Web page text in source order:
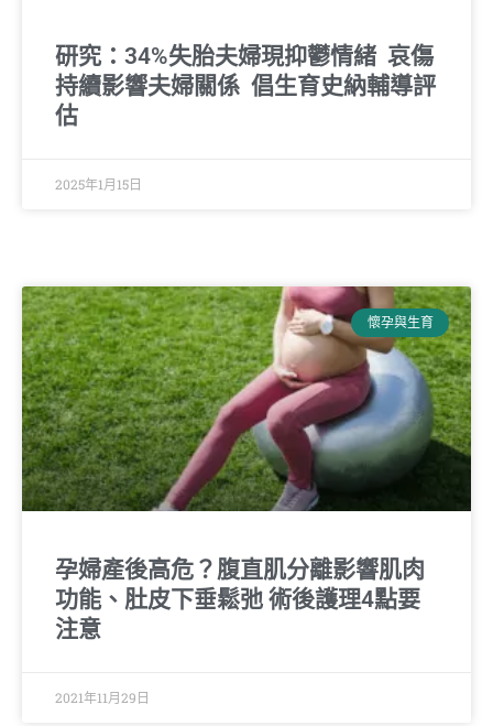
研究：34%失胎夫婦現抑鬱情緒 哀傷
持續影響夫婦關係 倡生育史納輔導評
估
2025年1月15日
懷孕與生育
孕婦產後高危？腹直肌分離影響肌肉
功能、肚皮下垂鬆弛 術後護理4點要
注意
2021年11月29日